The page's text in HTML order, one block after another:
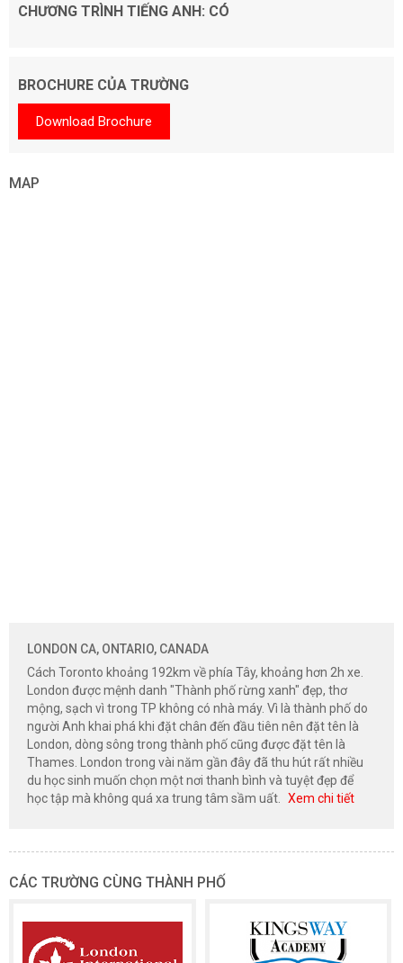
CHƯƠNG TRÌNH TIẾNG ANH: CÓ
BROCHURE CỦA TRƯỜNG
Download Brochure
MAP
LONDON CA, ONTARIO, CANADA
Cách Toronto khoảng 192km về phía Tây, khoảng hơn 2h xe.
London được mệnh danh "Thành phố rừng xanh" đẹp, thơ
mộng, sạch vì trong TP không có nhà máy. Vì là thành phố do
người Anh khai phá khi đặt chân đến đầu tiên nên đặt tên là
London, dòng sông trong thành phố cũng được đặt tên là
Thames. London trong vài năm gần đây đã thu hút rất nhiều
du học sinh muốn chọn một nơi thanh bình và tuyệt đẹp để
học tập mà không quá xa trung tâm sầm uất.
Xem chi tiết
CÁC TRƯỜNG CÙNG THÀNH PHỐ